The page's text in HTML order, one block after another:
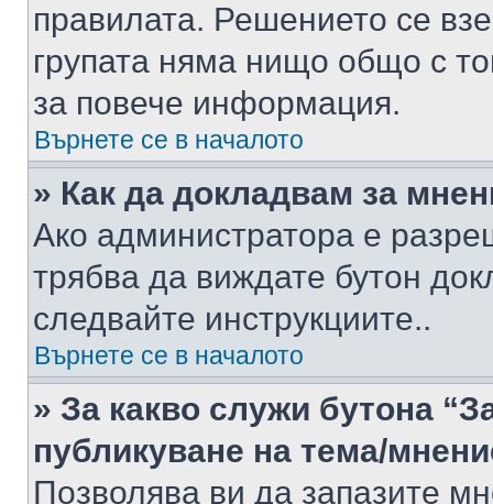
правилата. Решението се
групата няма нищо общо с
за повече информация.
Върнете се в началото
» Как да докладвам за
Ако администратора е
трябва да виждате бутон
следвайте инструкциите..
Върнете се в началото
» За какво служи бутона
публикуване на тема/
Позволява ви да запазите